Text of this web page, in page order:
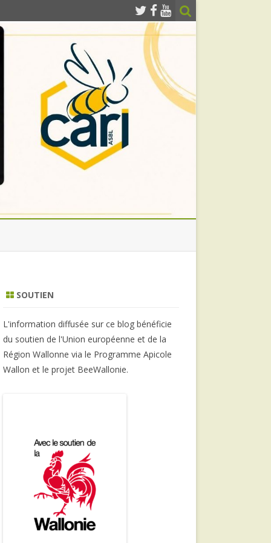
SOUTIEN
L'information diffusée sur ce blog bénéficie
du soutien de l'Union européenne et de la
Région Wallonne via le Programme Apicole
Wallon et le projet BeeWallonie.